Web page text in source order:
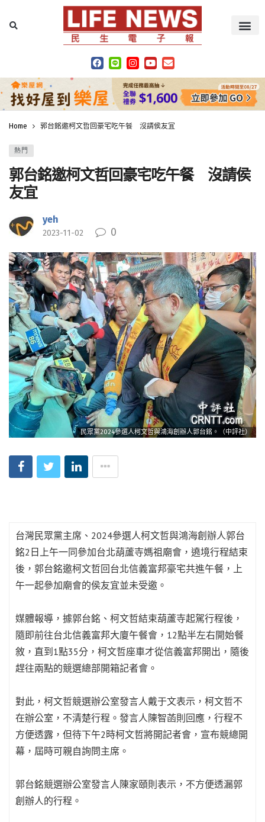
Home 郭台銘邀柯文哲回豪宅吃午餐 沒請侯友宜
熱門
郭台銘邀柯文哲回豪宅吃午餐 沒請侯
友宜
yeh
2023-11-02 0
民眾黨2024參選人柯文哲與鴻海創辦人郭台銘。（中評社）
台灣民眾黨主席、2024參選人柯文哲與鴻海創辦人郭台
銘2日上午一同參加台北葫蘆寺媽祖廟會，遶境行程結束
後，郭台銘邀柯文哲回台北信義富邦豪宅共進午餐，上
午一起參加廟會的侯友宜並未受邀。
媒體報導，據郭台銘、柯文哲結束葫蘆寺起駕行程後，
隨即前往台北信義富邦大廈午餐會，12點半左右開始餐
敘，直到1點35分，柯文哲座車才從信義富邦開出，隨後
趕往兩點的競選總部開箱記者會。
對此，柯文哲競選辦公室發言人戴于文表示，柯文哲不
在辦公室，不清楚行程。發言人陳智菡則回應，行程不
方便透露，但待下午2時柯文哲將開記者會，宣布競總開
幕，屆時可親自詢問主席。
郭台銘競選辦公室發言人陳家頤則表示，不方便透漏郭
創辦人的行程。